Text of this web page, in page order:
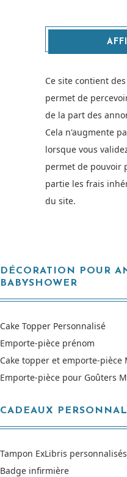
Ce site contient
permet de
de la part des
Cela n'augmente
lorsque vous
permet de pouvoir
partie les frais
du site.
DÉCORATION POUR
BABYSHOWER
Cake Topper Personnalisé
Emporte-pièce prénom
Cake topper et emporte-pièce
Emporte-pièce pour Goûters
CADEAUX
Tampon ExLibris personnalisés
Badge infirmière